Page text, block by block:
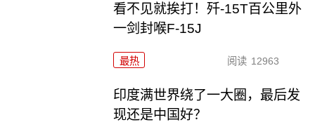
看不见就挨打！歼-15T百公里外
一剑封喉F-15J
最热 阅读 12963
印度满世界绕了一大圈，最后发
现还是中国好？